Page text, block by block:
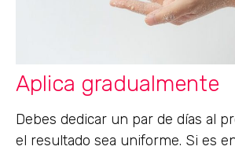
Aplica gradualmente
Debes dedicar un par de días al
el resultado sea uniforme. Si es